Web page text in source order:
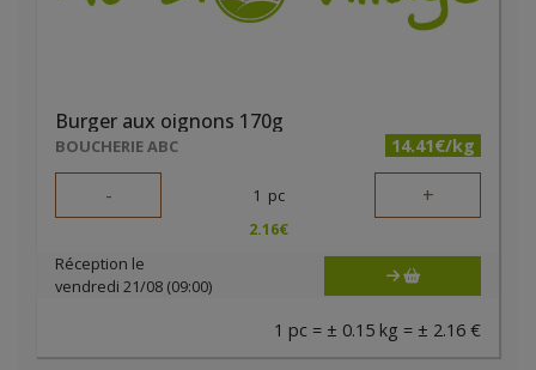
Burger aux oignons 170g
BOUCHERIE ABC 14.41€/kg
- 1 pc +
2.16€
Réception le
vendredi 21/08 (09:00)
1 pc = ± 0.15 kg = ± 2.16 €